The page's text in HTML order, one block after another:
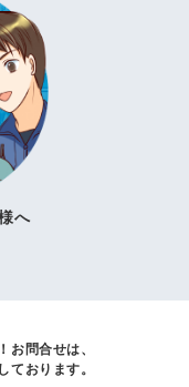
へ
お問合せは、
ております。